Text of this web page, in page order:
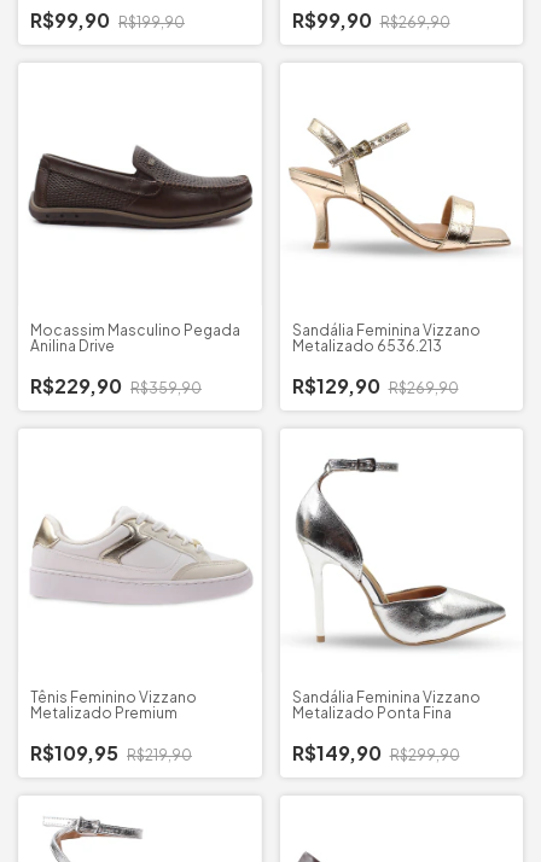
R$99,90 R$199,90 R$99,90 R$269,90
Mocassim Masculino Pegada
Anilina Drive
R$229,90 R$359,90
Sandália Feminina Vizzano
Metalizado 6536.213
R$129,90 R$269,90
Tênis Feminino Vizzano
Metalizado Premium
R$109,95 R$219,90
Sandália Feminina Vizzano
Metalizado Ponta Fina
R$149,90 R$299,90